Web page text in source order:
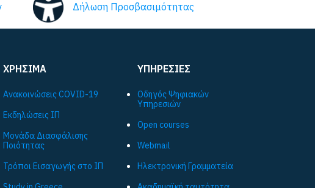
Δήλωση Προσβασιμότητας
ΧΡΗΣΙΜΑ
Ανακοινώσεις COVID-19
Εκδηλώσεις ΙΠ
Μονάδα Διασφάλισης
Ποιότητας
Τρόποι Εισαγωγής στο ΙΠ
ΥΠΗΡΕΣΙΕΣ
Οδηγός Ψηφιακών
Υπηρεσιών
Open courses
Webmail
Ηλεκτρονική Γραμματεία